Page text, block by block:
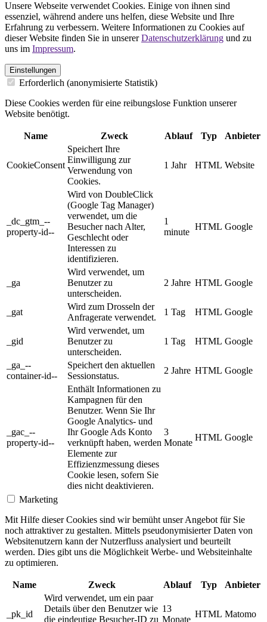
Unsere Webseite verwendet Cookies. Einige von ihnen sind
essenziel, während andere uns helfen, diese Website und Ihre
Erfahrung zu verbessern. Weitere Informationen zu Cookies auf
dieser Website finden Sie in unsererDatenschutzerklärung und zu
uns im Impressum.
Einstellungen
Erforderlich (anonymisierte Statistik)
Diese Cookies werden für eine reibungslose Funktion unserer
Website benötigt.
Name Zweck Ablauf Typ Anbieter
CookieConsent
Speichert Ihre
Einwilligung zur
Verwendung von
Cookies.
1 Jahr HTML Website
_dc_gtm_--
property-id--
Wird von DoubleClick
(Google Tag Manager)
verwendet, um die
Besucher nach Alter,
Geschlecht oder
Interessen zu
identifizieren.
1
minute
HTML Google
_ga
Wird verwendet, um
Benutzer zu
unterscheiden.
2 Jahre HTML Google
_gat
Wird zum Drosseln der
Anfragerate verwendet.
1 Tag HTML Google
_gid
Wird verwendet, um
Benutzer zu
unterscheiden.
1 Tag HTML Google
_ga_--
container-id--
Speichert den aktuellen
Sessionstatus.
2 Jahre HTML Google
_gac_--
property-id--
Enthält Informationen zu
Kampagnen für den
Benutzer. Wenn Sie Ihr
Google Analytics- und
Ihr Google Ads Konto
verknüpft haben, werden
Elemente zur
Effizienzmessung dieses
Cookie lesen, sofern Sie
dies nicht deaktivieren.
3
Monate
HTML Google
Marketing
Mit Hilfe dieser Cookies sind wir bemüht unser Angebot für Sie
noch attraktiver zu gestalten. Mittels pseudonymisierter Daten von
Websitenutzern kann der Nutzerfluss analysiert und beurteilt
werden. Dies gibt uns die Möglichkeit Werbe- und Websiteinhalte
zu optimieren.
Name Zweck Ablauf Typ Anbieter
_pk_id
Wird verwendet, um ein paar
Details über den Benutzer wie
die eindeutige Besucher-ID zu
13
Monate
HTML Matomo